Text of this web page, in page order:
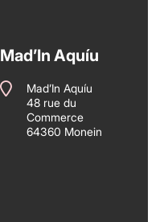
Mad’In Aquíu
Mad’In Aquíu
48 rue du
Commerce
64360 Monein